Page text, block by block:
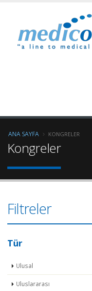
ANA SAYFA KONGRELER
Kongreler
Filtreler
Tür
Ulusal
Uluslararası